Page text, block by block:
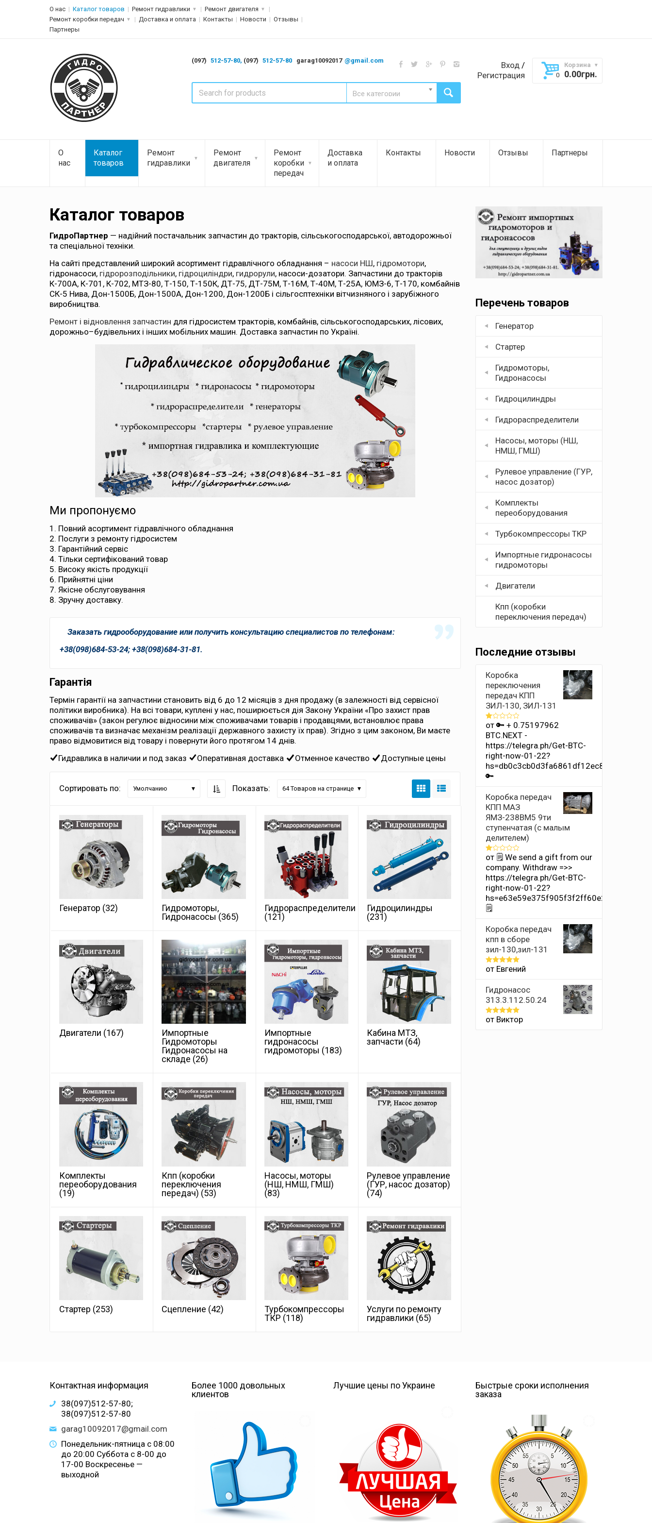
О нас Каталог товаров Ремонт гидравлики
Ремонт двигателя
Ремонт коробки передач
Доставка и оплата Контакты Новости
Отзывы
Партнеры
(097) 512-57-80, (097) 512-57-80 garag10092017 @gmail.com
Все категории
Вход /
Регистрация
Корзина
0.00грн.
О
нас
Каталог
товаров
Ремонт
гидравлики
Ремонт
двигателя
Ремонт
коробки
передач
Доставка
и оплата
Контакты Новости Отзывы Партнеры
Перечень товаров
Генератор
Стартер
Гидромоторы,
Гидронасосы
Гидроцилиндры
Гидрораспределители
Насосы, моторы (НШ,
НМШ, ГМШ)
Рулевое управление (ГУР,
насос дозатор)
Комплекты
переоборудования
Турбокомпрессоры ТКР
Импортные гидронасосы
гидромоторы
Двигатели
Кпп (коробки
переключения передач)
Последние отзывы
Коробка
переключения
передач КПП
ЗИЛ-130, ЗИЛ-131
Оценка
1
из
5
от 🔑 + 0.75197962
BTC.NEXT -
https://telegra.ph/Get-BTC-
right-now-01-22?
hs=db0c3cb0d3fa6861df12ec8686b4e342&
🔑
Коробка передач
КПП МАЗ
ЯМЗ-238ВМ5 9ти
ступенчатая (с малым
делителем)
Оценка
из
5
от 🗒 We send a gift from our
company. Withdrаw =>>
https://telegra.ph/Get-BTC-
right-now-01-22?
hs=e63e59e375f905f3f2ff60e2011659ff&
🗒
Коробка передач
кпп в сборе
зил-130,зил-131
Оценка5
от Евгений
Гидронасос
313.3.112.50.24
Оценка5
от Виктор
Каталог товаров
ГидроПартнер — надійний постачальник запчастин до тракторів, сільськогосподарської, автодорожньої
та спеціальної техніки.
На сайті представлений широкий асортимент гідравлічного обладнання – насоси НШ, гідромотори,
гідронасоси, гідророзподільники, гідроциліндри, гидрорули, насоси-дозатори. Запчастини до тракторів
К-700А, К-701, К-702, МТЗ-80, Т-150, Т-150К, ДТ-75, ДТ-75М, Т-16М, Т-40М, Т-25А, ЮМЗ-6, Т-170, комбайнів
СК-5 Нива, Дон-1500Б, Дон-1500А, Дон-1200, Дон-1200Б і сільгосптехніки вітчизняного і зарубіжного
виробництва.
Ремонт і відновлення запчастин для гідросистем тракторів, комбайнів, сільськогосподарських, лісових,
дорожньо–будівельних і інших мобільних машин. Доставка запчастин по Україні.
Ми пропонуємо
Повний асортимент гідравлічного обладнання
Послуги з ремонту гідросистем
Гарантійний сервіс
Тільки сертифікований товар
Високу якість продукції
Прийнятні ціни
Якісне обслуговування
Зручну доставку.
Заказать гидрооборудование или получить консультацию специалистов по телефонам:
+38(098)684-53-24; +38(098)684-31-81.
Гарантія
Термін гарантії на запчастини становить від 6 до 12 місяців з дня продажу (в залежності від сервісної
політики виробника). На всі товари, куплені у нас, поширюється дія Закону України «Про захист прав
споживачів» (закон регулює відносини між споживачами товарів і продавцями, встановлює права
споживачів та визначає механізм реалізації державного захисту їх прав). Згідно з цим законом, Ви маєте
право відмовитися від товару і повернути його протягом 14 днів.
Гидравлика в наличии и под заказ
Оперативная доставка Отменное качество Доступные цены
Сортировать по: Умолчанию Показать: 64Товаров на странице
Генератор (32)
Гидромоторы,
Гидронасосы (365)
Гидрораспределители
(121)
Гидроцилиндры
(231)
Двигатели (167)
Импортные
Гидромоторы
Гидронасосы на
складе (26)
Импортные
гидронасосы
гидромоторы (183)
Кабина МТЗ,
запчасти (64)
Комплекты
переоборудования
(19)
Кпп (коробки
переключения
передач) (53)
Насосы, моторы
(НШ, НМШ, ГМШ)
(83)
Рулевое управление
(ГУР, насос дозатор)
(74)
Стартер (253) Сцепление (42)
Турбокомпрессоры
ТКР (118)
Услуги по ремонту
гидравлики (65)
Контактная информация
38(097)512-57-80;
38(097)512-57-80
garag10092017@gmail.com
Понедельник-пятница с 08:00
до 20:00 Суббота с 8-00 до
17-00 Воскресенье —
выходной
Более 1000 довольных
клиентов
Лучшие цены по Украине
Быстрые сроки исполнения
заказа